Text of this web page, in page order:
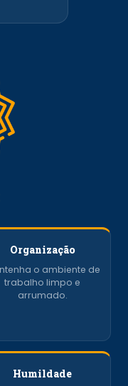
Organização
o ambiente de
trabalho limpo e
arrumado.
Humildade